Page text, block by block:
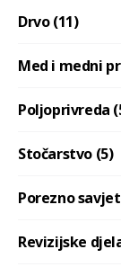
Drvo (11)
Med i medni
Poljoprivreda
Stočarstvo (5)
Porezno
Revizijske